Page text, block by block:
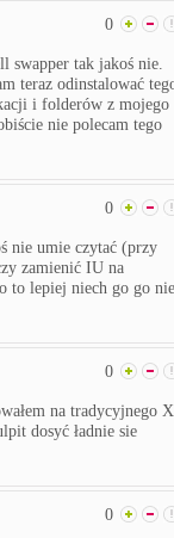
0
swapper tak jakoś nie.
teraz odinstalować
i folderów z mojego
nie polecam tego
0
nie umie czytać (przy
zamienić IU na
to lepiej niech go go nie
0
na tradycyjnego
dosyć ładnie sie
0